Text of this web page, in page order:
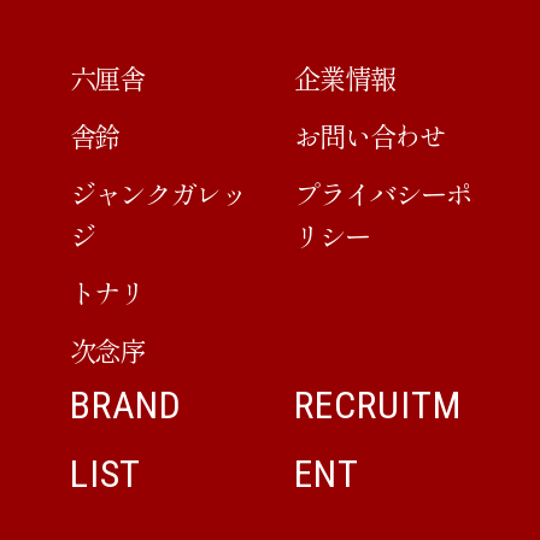
六厘舎
舎鈴
ジャンクガレッ
ジ
トナリ
次念序
企業情報
お問い合わせ
プライバシーポ
リシー
BRAND
LIST
RECRUITM
ENT